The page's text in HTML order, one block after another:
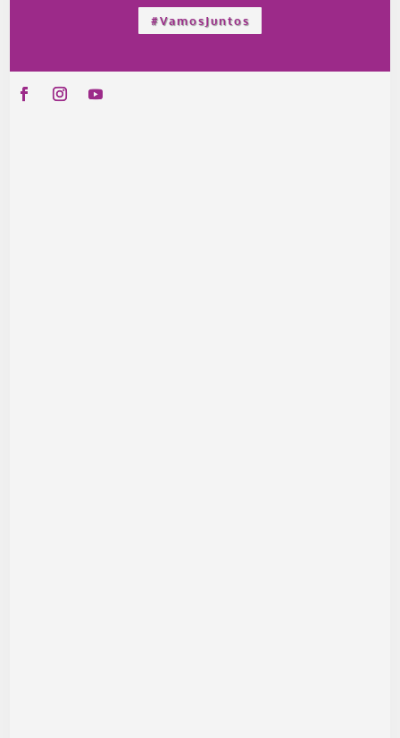
#VamosJuntos